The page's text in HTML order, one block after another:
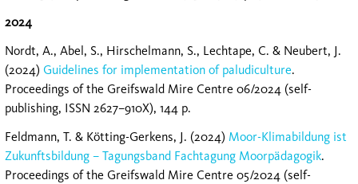
2024
Nordt, A., Abel, S., Hirschelmann, S., Lechtape, C. & Neubert, J.
(2024) Guidelines for implementation of paludiculture.
Proceedings of the Greifswald Mire Centre 06/2024 (self-
publishing, ISSN 2627–910X), 144 p.
Feldmann, T. & Kötting-Gerkens, J. (2024) Moor-Klimabildung ist
Zukunftsbildung – Tagungsband Fachtagung Moorpädagogik.
Proceedings of the Greifswald Mire Centre 05/2024 (self-